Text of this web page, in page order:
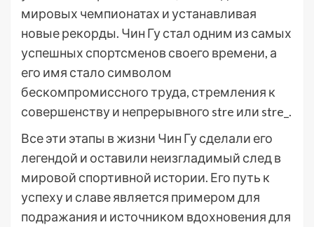
мировых чемпионатах и устанавливая
новые рекорды. Чин Гу стал одним из самых
успешных спортсменов своего времени, а
его имя стало символом
бескомпромиссного труда, стремления к
совершенству и непрерывного stre или stre_.
Все эти этапы в жизни Чин Гу сделали его
легендой и оставили неизгладимый след в
мировой спортивной истории. Его путь к
успеху и славе является примером для
подражания и источником вдохновения для